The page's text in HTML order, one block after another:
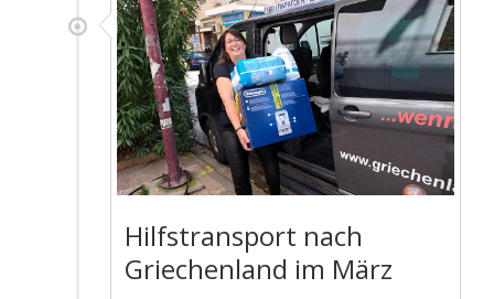
Hilfstransport nach
Griechenland im März